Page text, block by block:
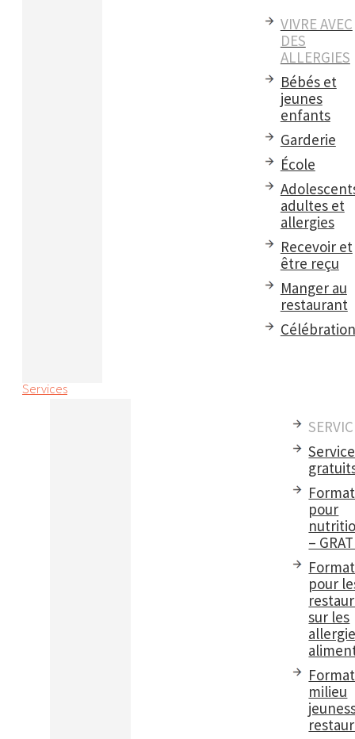
VIVRE AVEC
DES
ALLERGIES
Bébés et
jeunes
enfants
Garderie
École
adultes et
allergies
Recevoir et
être reçu
Manger au
restaurant
Services
pour
–
pour
sur les
milieu